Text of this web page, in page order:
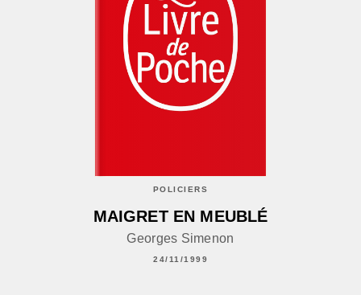
POLICIERS
MAIGRET EN MEUBLÉ
Georges Simenon
24/11/1999